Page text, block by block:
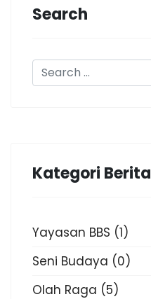
Search
Kategori Berita
Yayasan BBS (1)
Seni Budaya (0)
Olah Raga (5)